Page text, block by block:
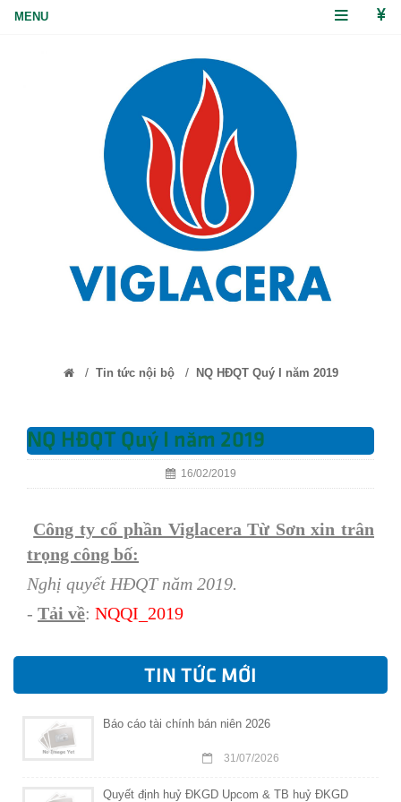
/ Tin tức nội bộ/ NQ HĐQT Quý I năm 2019
NQ HĐQT Quý I năm 2019
16/02/2019
Công ty cổ phần Viglacera Từ Sơn xin trân
trọng công bố:
Nghị quyết HĐQT năm 2019.
- Tải về: NQQI _2019
TIN TỨC MỚI
Báo cáo tài chính bán niên 2026
31/07/2026
Quyết định huỷ ĐKGD Upcom & TB huỷ ĐKGD